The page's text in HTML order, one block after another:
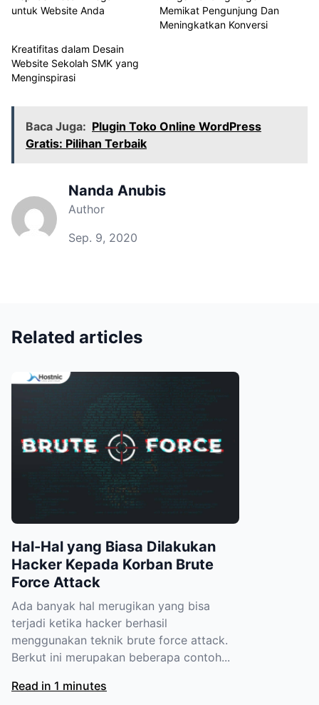
untuk Website Anda
Memikat Pengunjung Dan
Meningkatkan Konversi
Kreatifitas dalam Desain
Website Sekolah SMK yang
Menginspirasi
Baca Juga: Plugin Toko Online WordPress
Gratis: Pilihan Terbaik
Nanda Anubis
Author
Sep. 9, 2020
Related articles
Hal-Hal yang Biasa Dilakukan
Hacker Kepada Korban Brute
Force Attack
Ada banyak hal merugikan yang bisa
terjadi ketika hacker berhasil
menggunakan teknik brute force attack.
Berkut ini merupakan beberapa contoh...
Read in 1 minutes